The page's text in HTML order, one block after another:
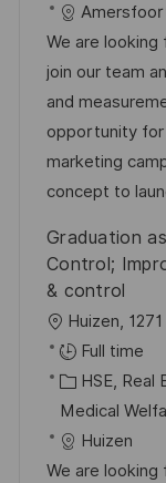
t
i
o
n
I
d
t
e
g
o
r
y
We are
join our team
and
opportunity
marketing
concept to
Graduation
Control;
& control
L
o
c
t
i
Huizen,
Full time
C
a
t
e
HSE, Real
Medical
Huizen
We are looking